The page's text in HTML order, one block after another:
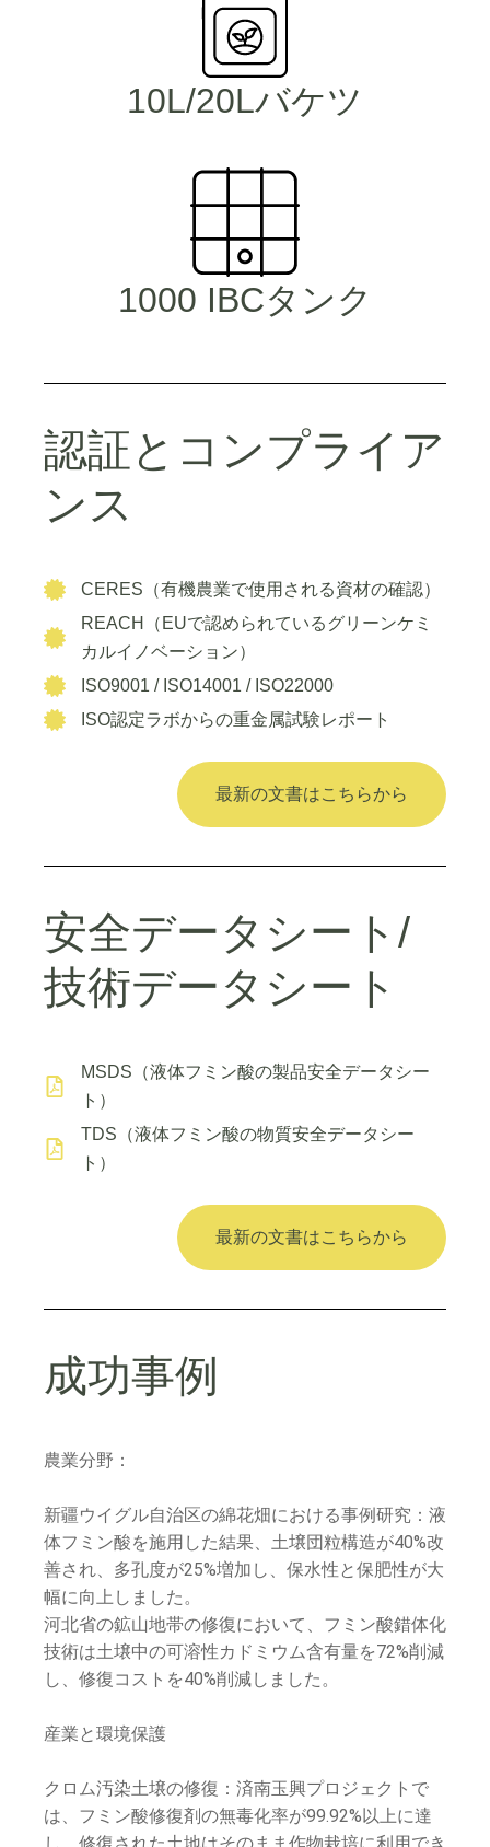
10L/20Lバケツ
1000 IBCタンク
認証とコンプライア
ンス
CERES（有機農業で使用される資材の確認）
REACH（EUで認められているグリーンケミ
カルイノベーション）
ISO9001 / ISO14001 / ISO22000
ISO認定ラボからの重金属試験レポート
最新の文書はこちらから
安全データシート/
技術データシート
MSDS（液体フミン酸の製品安全データシー
ト）
TDS（液体フミン酸の物質安全データシー
ト）
最新の文書はこちらから
成功事例
農業分野：
新疆ウイグル自治区の綿花畑における事例研究：液
体フミン酸を施用した結果、土壌団粒構造が40%改
善され、多孔度が25%増加し、保水性と保肥性が大
幅に向上しました。
河北省の鉱山地帯の修復において、フミン酸錯体化
技術は土壌中の可溶性カドミウム含有量を72%削減
し、修復コストを40%削減しました。
産業と環境保護
クロム汚染土壌の修復：済南玉興プロジェクトで
は、フミン酸修復剤の無毒化率が99.92%以上に達